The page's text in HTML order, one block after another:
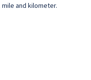
and kilometer.